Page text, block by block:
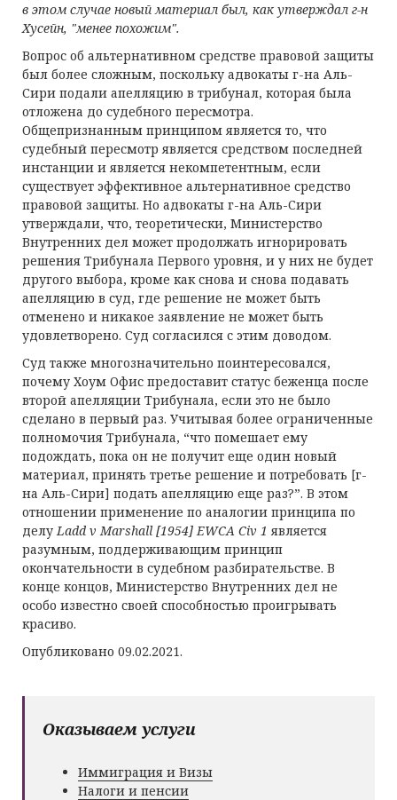
в этом случае новый материал был, как утверждал г-н
Хусейн, "менее похожим".
Вопрос об альтернативном средстве правовой защиты
был более сложным, поскольку адвокаты г-на Аль-
Сири подали апелляцию в трибунал, которая была
отложена до судебного пересмотра.
Общепризнанным принципом является то, что
судебный пересмотр является средством последней
инстанции и является некомпетентным, если
существует эффективное альтернативное средство
правовой защиты. Но адвокаты г-на Аль-Сири
утверждали, что, теоретически, Министерство
Внутренних дел может продолжать игнорировать
решения Трибунала Первого уровня, и у них не будет
другого выбора, кроме как снова и снова подавать
апелляцию в суд, где решение не может быть
отменено и никакое заявление не может быть
удовлетворено. Суд согласился с этим доводом.
Суд также многозначительно поинтересовался,
почему Хоум Офис предоставит статус беженца после
второй апелляции Трибунала, если это не было
сделано в первый раз. Учитывая более ограниченные
полномочия Трибунала, “что помешает ему
подождать, пока он не получит еще один новый
материал, принять третье решение и потребовать [г-
на Аль-Сири] подать апелляцию еще раз?”. В этом
отношении применение по аналогии принципа по
делуLadd v Marshall [1954]EWCA Civ 1 является
разумным, поддерживающим принцип
окончательности в судебном разбирательстве. В
конце концов, Министерство Внутренних дел не
особо известно своей способностью проигрывать
красиво.
Опубликовано 09.02.2021.
Оказываем услуги
Иммиграция и Визы
Налоги и пенсии